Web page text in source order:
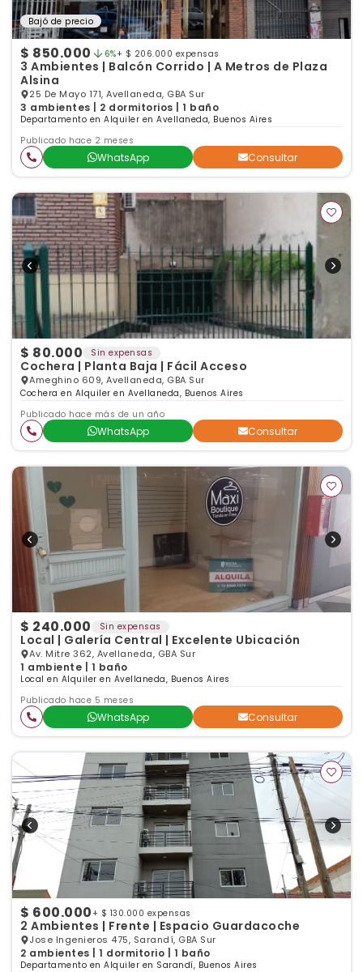
Bajó de precio
$ 850.000 6%+ $ 206.000 expensas
3 Ambientes | Balcón Corrido | A Metros de Plaza
Alsina
25 De Mayo 171, Avellaneda, GBA Sur
3 ambientes | 2 dormitorios | 1 baño
Departamento en Alquiler en Avellaneda, Buenos Aires
Publicado hace 2 meses
WhatsApp Consultar
$ 80.000 Sin expensas
Cochera | Planta Baja | Fácil Acceso
Ameghino 609, Avellaneda, GBA Sur
Cochera en Alquiler en Avellaneda, Buenos Aires
Publicado hace más de un año
WhatsApp Consultar
$ 240.000 Sin expensas
Local | Galería Central | Excelente Ubicación
Av. Mitre 362, Avellaneda, GBA Sur
1 ambiente | 1 baño
Local en Alquiler en Avellaneda, Buenos Aires
Publicado hace 5 meses
WhatsApp Consultar
$ 600.000 + $ 130.000 expensas
2 Ambientes | Frente | Espacio Guardacoche
Jose Ingenieros 475, Sarandí, GBA Sur
2 ambientes | 1 dormitorio | 1 baño
Departamento en Alquiler en Sarandí, Buenos Aires